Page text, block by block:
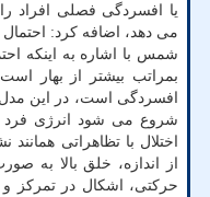
یا افسردگی فصلی افراد
می دهد، اضافه کرد: احتمال
شمس با اشاره به اینکه
بمراتب بیشتر از بهار
افسردگی است، در این مدل
شروع می شود انرژی فرد
اختلال با تظاهراتی
از اندازه، خلق بالا به
حرکتی، اشکال در تمرکز و